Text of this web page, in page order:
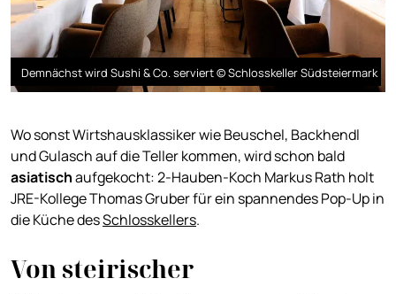
Demnächst wird Sushi & Co. serviert © Schlosskeller Südsteiermark
Wo sonst Wirtshausklassiker wie Beuschel, Backhendl
und Gulasch auf die Teller kommen, wird schon bald
asiatischaufgekocht: 2-Hauben-Koch Markus Rath holt
JRE-Kollege Thomas Gruber für ein spannendes Pop-Up in
die Küche desSchlosskellers.
Von steirischer